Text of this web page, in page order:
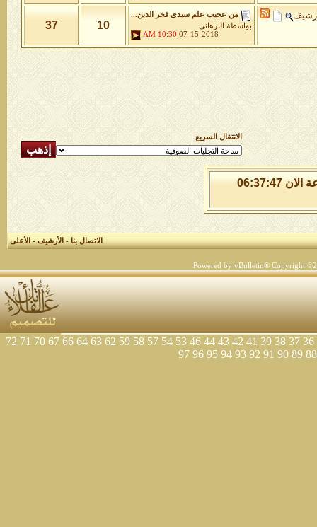
من عجيب علم سيدى فخر الدين...
بواسطة
البرهانى
07-15-2018
10:30 AM
10
37
الانتقال السريع
الجمعة 7 من اغسطس 2026 , الساعة الان 06:37:47
الاتصال بنا-الأرشيف-الأعلى
Powered by vBulletin® Copyright
36
37
38
39
41
42
43
44
46
53
54
57
58
59
62
63
64
66
67
70
71
72
88
89
90
91
92
93
94
95
96
97